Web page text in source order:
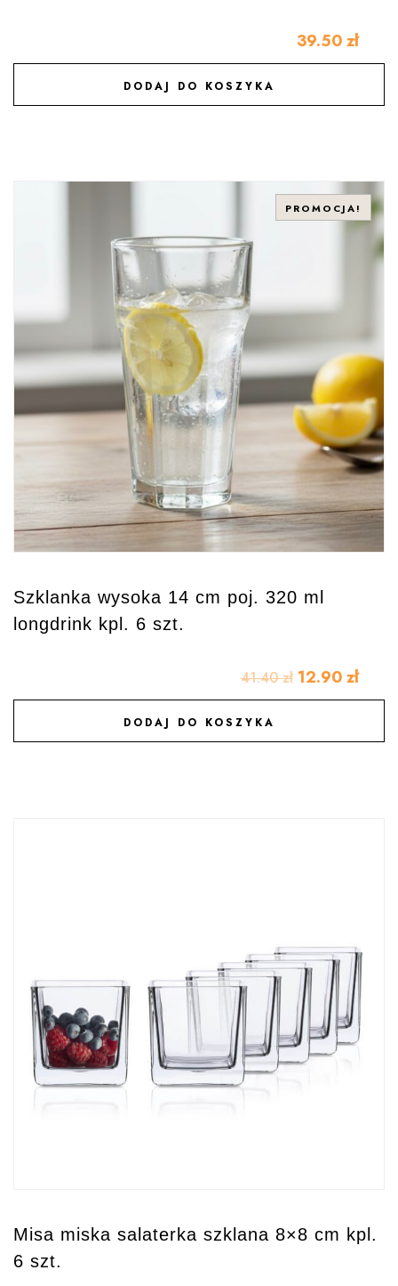
39.50 zł
DODAJ DO KOSZYKA
DODAJ DO ULUBIONYCH
PROMOCJA!
Szklanka wysoka 14 cm poj. 320 ml
longdrink kpl. 6 szt.
41.40zł 12.90 zł
DODAJ DO KOSZYKA
DODAJ DO ULUBIONYCH
Misa miska salaterka szklana 8×8 cm kpl.
6 szt.